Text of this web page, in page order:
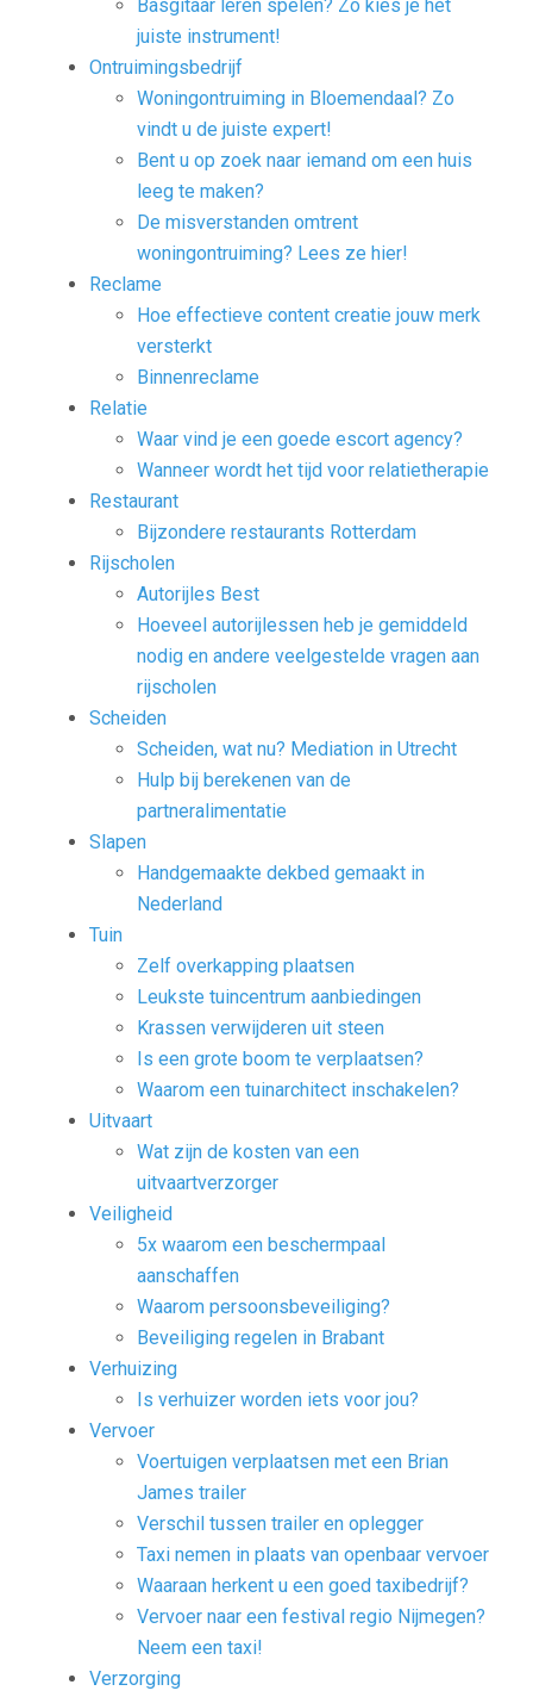
Basgitaar leren spelen? Zo kies je het
juiste instrument!
Ontruimingsbedrijf
Woningontruiming in Bloemendaal? Zo
vindt u de juiste expert!
Bent u op zoek naar iemand om een huis
leeg te maken?
De misverstanden omtrent
woningontruiming? Lees ze hier!
Reclame
Hoe effectieve content creatie jouw merk
versterkt
Binnenreclame
Relatie
Waar vind je een goede escort agency?
Wanneer wordt het tijd voor relatietherapie
Restaurant
Bijzondere restaurants Rotterdam
Rijscholen
Autorijles Best
Hoeveel autorijlessen heb je gemiddeld
nodig en andere veelgestelde vragen aan
rijscholen
Scheiden
Scheiden, wat nu? Mediation in Utrecht
Hulp bij berekenen van de
partneralimentatie
Slapen
Handgemaakte dekbed gemaakt in
Nederland
Tuin
Zelf overkapping plaatsen
Leukste tuincentrum aanbiedingen
Krassen verwijderen uit steen
Is een grote boom te verplaatsen?
Waarom een tuinarchitect inschakelen?
Uitvaart
Wat zijn de kosten van een
uitvaartverzorger
Veiligheid
5x waarom een beschermpaal
aanschaffen
Waarom persoonsbeveiliging?
Beveiliging regelen in Brabant
Verhuizing
Is verhuizer worden iets voor jou?
Vervoer
Voertuigen verplaatsen met een Brian
James trailer
Verschil tussen trailer en oplegger
Taxi nemen in plaats van openbaar vervoer
Waaraan herkent u een goed taxibedrijf?
Vervoer naar een festival regio Nijmegen?
Neem een taxi!
Verzorging